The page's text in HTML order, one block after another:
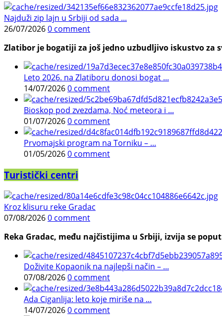
Najduži zip lajn u Srbiji od sada ...
26/07/20260 comment
Zlatibor je bogatiji za još jedno uzbudljivo iskustvo
Leto 2026. na Zlatiboru donosi bogat ...
14/07/20260 comment
Bioskop pod zvezdama, Noć meteora i ...
01/07/20260 comment
Prvomajski program na Torniku – ...
01/05/20260 comment
Turistički centri
Kroz klisuru reke Gradac
07/08/20260 comment
Reka Gradac, među najčistijima u Srbiji, izvija se
Doživite Kopaonik na najlepši način – ...
07/08/20260 comment
Ada Ciganlija: leto koje miriše na ...
14/07/20260 comment